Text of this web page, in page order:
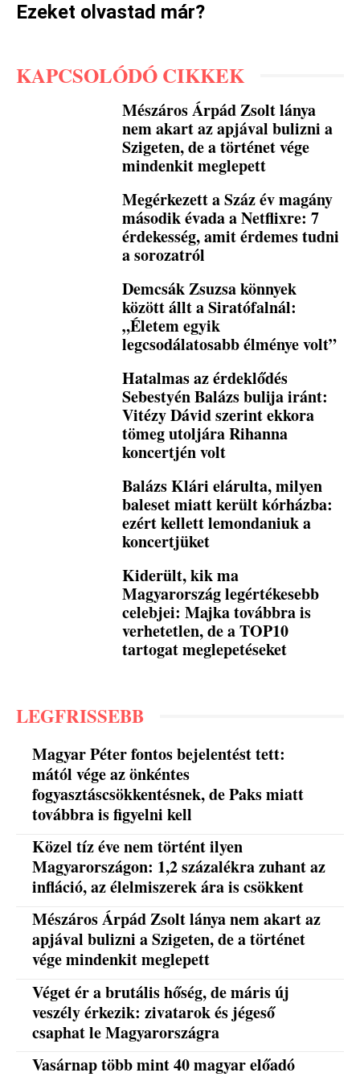
Ezeket olvastad már?
KAPCSOLÓDÓ CIKKEK
Mészáros Árpád Zsolt lánya
nem akart az apjával bulizni a
Szigeten, de a történet vége
mindenkit meglepett
Megérkezett a Száz év magány
második évada a Netflixre: 7
érdekesség, amit érdemes tudni
a sorozatról
Demcsák Zsuzsa könnyek
között állt a Siratófalnál:
„Életem egyik
legcsodálatosabb élménye volt”
Hatalmas az érdeklődés
Sebestyén Balázs bulija iránt:
Vitézy Dávid szerint ekkora
tömeg utoljára Rihanna
koncertjén volt
Balázs Klári elárulta, milyen
baleset miatt került kórházba:
ezért kellett lemondaniuk a
koncertjüket
Kiderült, kik ma
Magyarország legértékesebb
celebjei: Majka továbbra is
verhetetlen, de a TOP10
tartogat meglepetéseket
LEGFRISSEBB
Magyar Péter fontos bejelentést tett:
mától vége az önkéntes
fogyasztáscsökkentésnek, de Paks miatt
továbbra is figyelni kell
Közel tíz éve nem történt ilyen
Magyarországon: 1,2 százalékra zuhant az
infláció, az élelmiszerek ára is csökkent
Mészáros Árpád Zsolt lánya nem akart az
apjával bulizni a Szigeten, de a történet
vége mindenkit meglepett
Véget ér a brutális hőség, de máris új
veszély érkezik: zivatarok és jégeső
csaphat le Magyarországra
Vasárnap több mint 40 magyar előadó